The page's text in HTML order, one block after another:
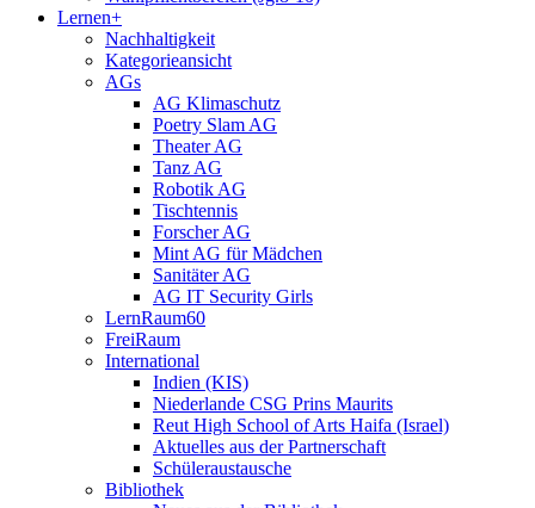
Lernen+
Nachhaltigkeit
Kategorieansicht
AGs
AG Klimaschutz
Poetry Slam AG
Theater AG
Tanz AG
Robotik AG
Tischtennis
Forscher AG
Mint AG für Mädchen
Sanitäter AG
AG IT Security Girls
LernRaum60
FreiRaum
International
Indien (KIS)
Niederlande CSG Prins Maurits
Reut High School of Arts Haifa (Israel)
Aktuelles aus der Partnerschaft
Schüleraustausche
Bibliothek